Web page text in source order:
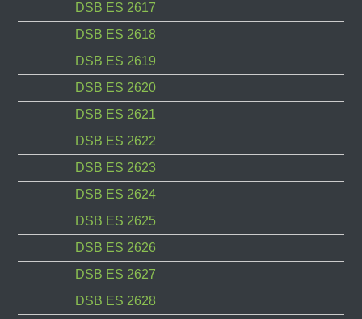
DSB ES 2617
DSB ES 2618
DSB ES 2619
DSB ES 2620
DSB ES 2621
DSB ES 2622
DSB ES 2623
DSB ES 2624
DSB ES 2625
DSB ES 2626
DSB ES 2627
DSB ES 2628